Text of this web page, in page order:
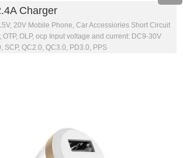
Charger
20V Mobile Phone, Car Accessiories Short Circuit
OTP, OLP, ocp Input voltage and current: DC9-30V
SCP, QC2.0, QC3.0, PD3.0, PPS